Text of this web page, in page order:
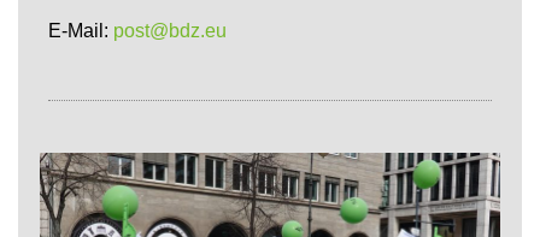
E-Mail: post@bdz.eu